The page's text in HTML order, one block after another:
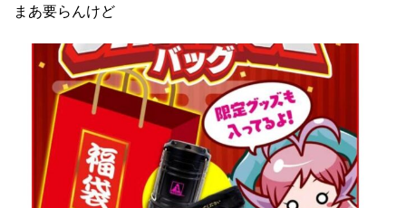
まあ要らんけど